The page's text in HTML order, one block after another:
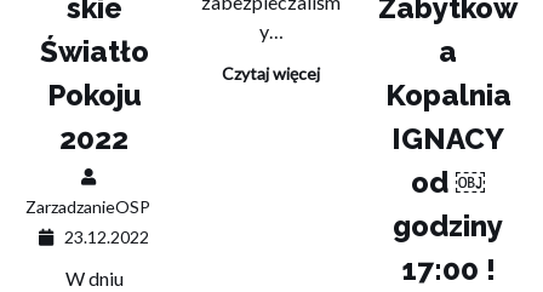
skie
Światło
Pokoju
2022
ZarzadzanieOSP
23.12.2022
W dniu
y…
Czytaj więcej
Zabytkow
a
Kopalnia
IGNACY
od ￼
godziny
17:00 !